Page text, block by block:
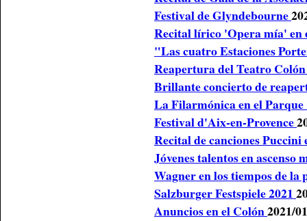
Festival de Glyndebourne
Recital lírico 'Opera mía'
"Las cuatro Estaciones
Reapertura del Teatro
Brillante concierto de
La Filarmónica en el
Festival d'Aix-en-Provence
Recital de canciones
Jóvenes talentos en ascenso
Wagner en los tiempos de la
Salzburger Festspiele 2021
Anuncios en el Colón2021/